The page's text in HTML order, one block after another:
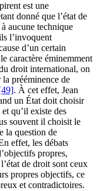
est une
donné que l’état de
aucune technique
l’invoquent
d’un certain
caractère éminemment
droit international, on
prééminence de
. À cet effet, Jean
un État doit choisir
qu’il existe des
souvent il choisit le
la question de
effet, les débats
propres,
de droit sont ceux
propres objectifs, ce
et contradictoires.